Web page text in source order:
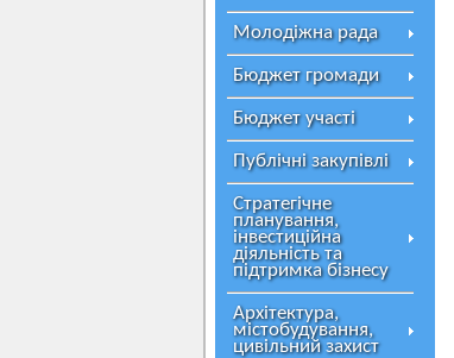
Молодіжна рада
Бюджет громади
Бюджет участі
Публічні закупівлі
Стратегічне
планування,
інвестиційна
діяльність та
підтримка бізнесу
Архітектура,
містобудування,
цивільний захист